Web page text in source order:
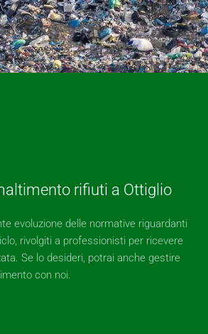
rifiuti a Ottiglio
evoluzione delle normative riguardanti
rivolgiti a professionisti per ricevere
Se lo desideri, potrai anche gestire
con noi.